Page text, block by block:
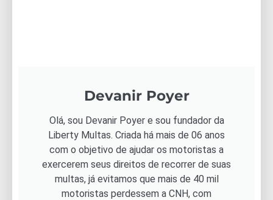
Devanir Poyer
Olá, sou Devanir Poyer e sou fundador da
Liberty Multas. Criada há mais de 06 anos
com o objetivo de ajudar os motoristas a
exercerem seus direitos de recorrer de suas
multas, já evitamos que mais de 40 mil
motoristas perdessem a CNH, com